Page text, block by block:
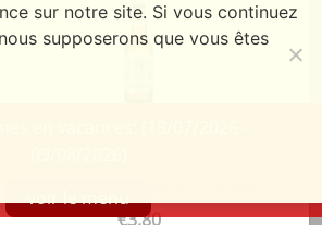
€3,80
sur notre site. Si vous continuez
supposerons que vous êtes
voir le menu